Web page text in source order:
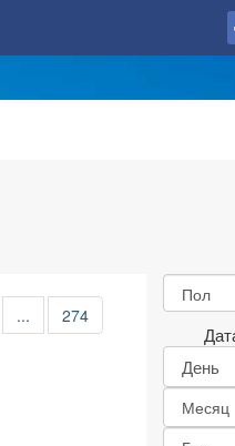
... 274